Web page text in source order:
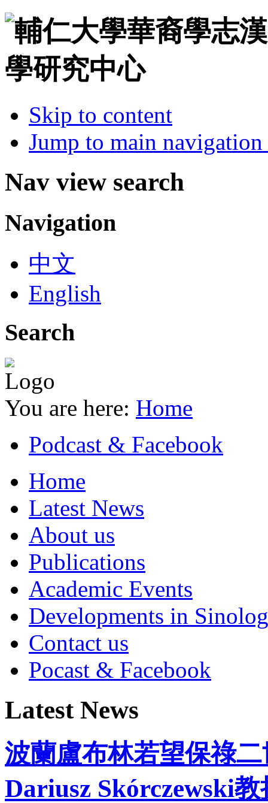
Skip to content
Jump to main
Nav view search
Navigation
中文
English
Search
You are here: Home
Podcast & Facebook
Home
Latest News
About us
Publications
Academic Events
Developments in
Contact us
Pocast & Facebook
Latest News
波蘭盧布林若望保祿
Dariusz Skórczewski